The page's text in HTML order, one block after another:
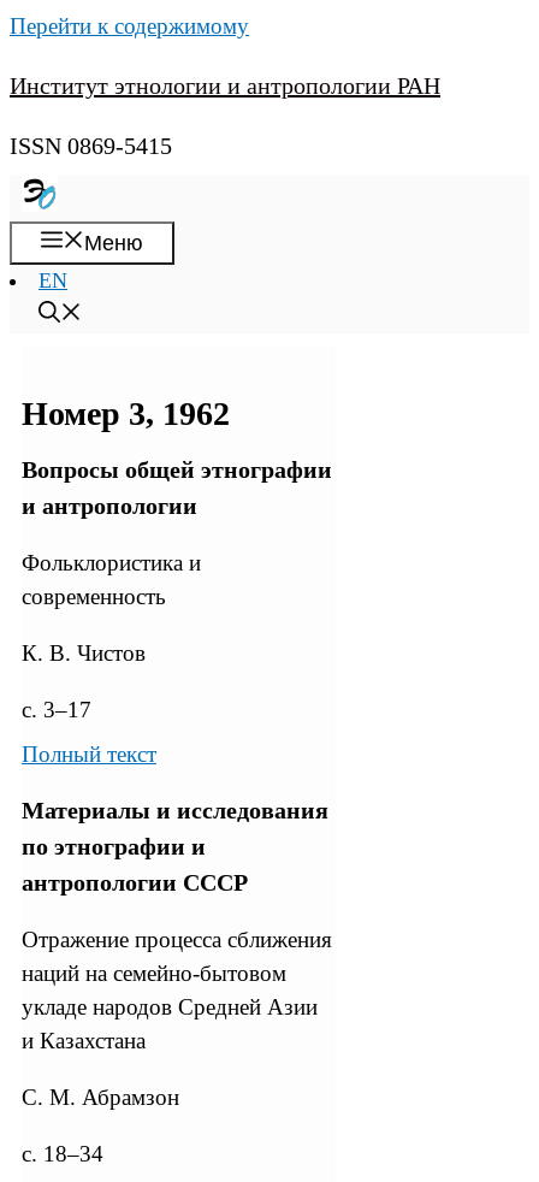
Перейти к содержимому
Институт этнологии и антропологии РАН
ISSN 0869-5415
Меню
EN
Номер 3, 1962
Вопросы общей этнографии
и антропологии
Фольклористика и
современность
К. В. Чистов
с. 3–17
Полный текст
Материалы и исследования
по этнографии и
антропологии СССР
Отражение процесса сближения
наций на семейно-бытовом
укладе народов Средней Азии
и Казахстана
С. М. Абрамзон
с. 18–34